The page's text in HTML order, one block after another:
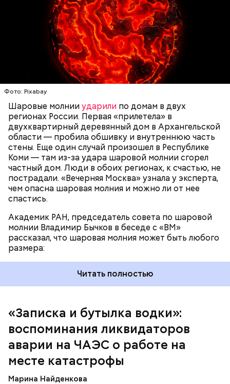
Фото: Pixabay
Шаровые молнииударили по домам в двух
регионах России. Первая «прилетела» в
двухквартирный деревянный дом в Архангельской
области — пробила обшивку и внутреннюю часть
стены. Еще один случай произошел в Республике
Коми — там из-за удара шаровой молнии сгорел
частный дом. Люди в обоих регионах, к счастью, не
пострадали. «Вечерняя Москва» узнала у эксперта,
чем опасна шаровая молния и можно ли от нее
спастись.
Академик РАН, председатель совета по шаровой
молнии Владимир Бычков в беседе с «ВМ»
рассказал, что шаровая молния может быть любого
размера:
— Маленькие — от одного сантиметра, средние —
около 20 сантиметров, а самые большие могут
доходить до нескольких метров. Шаровая молния
проходит и через стекла, даже часто не оставляя
следов. Она как капля стекает, растекается. Может
и в окно влезть, причем в двухметровое.
Сжимается, как воздушный шар, и проходит.
Читать полностью
УЧЕНЫЕ МОЛНИИ ПОГОДА
«Записка и бутылка водки»:
воспоминания ликвидаторов
аварии на ЧАЭС о работе на
месте катастрофы
Марина Найденкова
— Об аварии я узнал 26 апреля, когда нас подняли
транспорт. Привезли в полк. Построились. Сказали,
что произошло. Создали мобильный отряд. Через
несколько часов мы направились в сторону
Чернобыля, — вспоминает Макеев.
По его словам, солдаты не знали о масштабах
трагедии. Подобных аварий раньше не случалось.
Поэтому он не испытывал страха.